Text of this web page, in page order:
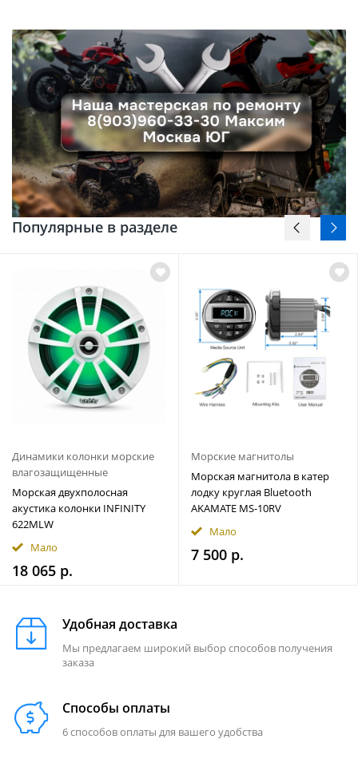
Популярные в разделе
Динамики колонки морские
влагозащищенные
Морская двухполосная
акустика колонки INFINITY
622MLW
Мало
18 065 р.
Морские магнитолы
Морская магнитола в катер
лодку круглая Bluetooth
AKAMATE MS-10RV
Мало
7 500 р.
Удобная доставка
Мы предлагаем широкий выбор способов получения
заказа
Способы оплаты
6 способов оплаты для вашего удобства